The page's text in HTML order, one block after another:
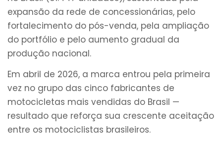
expansão da rede de concessionárias, pelo
fortalecimento do pós-venda, pela ampliação
do portfólio e pelo aumento gradual da
produção nacional.
Em abril de 2026, a marca entrou pela primeira
vez no grupo das cinco fabricantes de
motocicletas mais vendidas do Brasil —
resultado que reforça sua crescente aceitação
entre os motociclistas brasileiros.